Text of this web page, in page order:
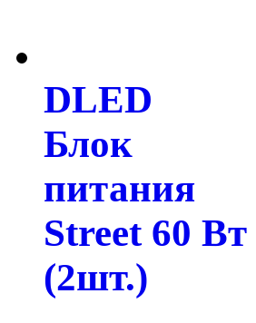
DLED
Блок
питания
Street 60 Вт
(2шт.)